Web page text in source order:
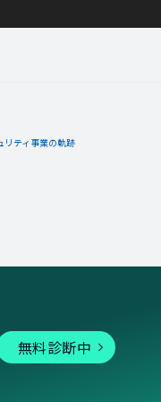
リティ事業の軌跡
無料診断中